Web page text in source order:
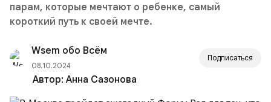
парам, которые мечтают о ребенке, самый
короткий путь к своей мечте.
Wsem обо Всём
08.10.2024
Подписаться
Автор: Анна Сазонова